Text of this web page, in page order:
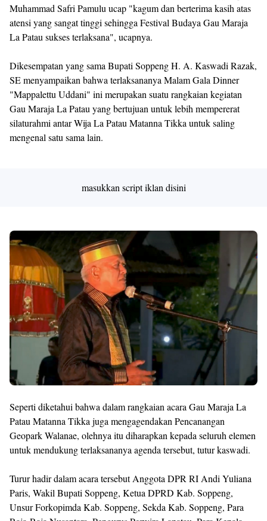
Muhammad Safri Pamulu ucap "kagum dan berterima kasih atas
atensi yang sangat tinggi sehingga Festival Budaya Gau Maraja
La Patau sukses terlaksana", ucapnya.
Dikesempatan yang sama Bupati Soppeng H. A. Kaswadi Razak,
SE menyampaikan bahwa terlaksananya Malam Gala Dinner
"Mappalettu Uddani" ini merupakan suatu rangkaian kegiatan
Gau Maraja La Patau yang bertujuan untuk lebih mempererat
silaturahmi antar Wija La Patau Matanna Tikka untuk saling
mengenal satu sama lain.
masukkan script iklan disini
Seperti diketahui bahwa dalam rangkaian acara Gau Maraja La
Patau Matanna Tikka juga mengagendakan Pencanangan
Geopark Walanae, olehnya itu diharapkan kepada seluruh elemen
untuk mendukung terlaksananya agenda tersebut, tutur kaswadi.
Turur hadir dalam acara tersebut Anggota DPR RI Andi Yuliana
Paris, Wakil Bupati Soppeng, Ketua DPRD Kab. Soppeng,
Unsur Forkopimda Kab. Soppeng, Sekda Kab. Soppeng, Para